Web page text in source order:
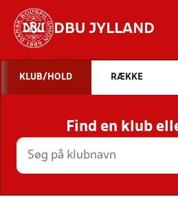
DBU JYLLAND
STILLINGER,
HOLD
KLUB/HOLD RÆKKE
Find en klub